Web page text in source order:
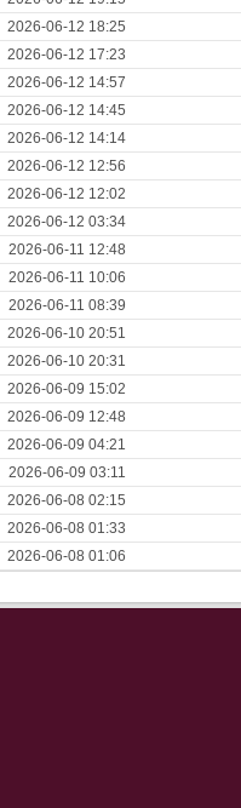
2026-06-12 18:25
2026-06-12 17:23
2026-06-12 14:57
2026-06-12 14:45
2026-06-12 14:14
2026-06-12 12:56
2026-06-12 12:02
2026-06-12 03:34
2026-06-11 12:48
2026-06-11 10:06
2026-06-11 08:39
2026-06-10 20:51
2026-06-10 20:31
2026-06-09 15:02
2026-06-09 12:48
2026-06-09 04:21
2026-06-09 03:11
2026-06-08 02:15
2026-06-08 01:33
2026-06-08 01:06